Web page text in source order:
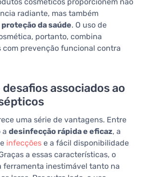
radiante, mas também
proteção da saúde. O uso de
portanto, combina
com prevenção funcional contra
associados ao
uma série de vantagens. Entre
a desinfecção rápida e eficaz, a
infecções e a fácil disponibilidade
a essas características, o
ferramenta inestimável tanto na